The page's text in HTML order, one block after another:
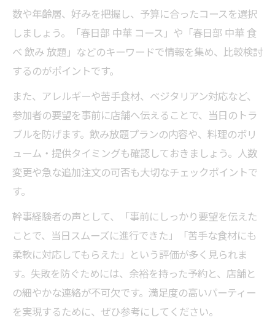
数や年齢層、好みを把握し、予算に合ったコースを選択
しましょう。「春日部 中華 コース」や「春日部 中華 食
べ 飲み 放題」などのキーワードで情報を集め、比較検討
するのがポイントです。
また、アレルギーや苦手食材、ベジタリアン対応など、
参加者の要望を事前に店舗へ伝えることで、当日のトラ
ブルを防げます。飲み放題プランの内容や、料理のボリ
ューム・提供タイミングも確認しておきましょう。人数
変更や急な追加注文の可否も大切なチェックポイントで
す。
幹事経験者の声として、「事前にしっかり要望を伝えた
ことで、当日スムーズに進行できた」「苦手な食材にも
柔軟に対応してもらえた」という評価が多く見られま
す。失敗を防ぐためには、余裕を持った予約と、店舗と
の細やかな連絡が不可欠です。満足度の高いパーティー
を実現するために、ぜひ参考にしてください。